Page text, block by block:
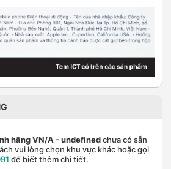
hãng VN/A - undefinedchưa có sẵn
vui lòng chọn khu vực khác hoặc gọi
để biết thêm chi tiết.